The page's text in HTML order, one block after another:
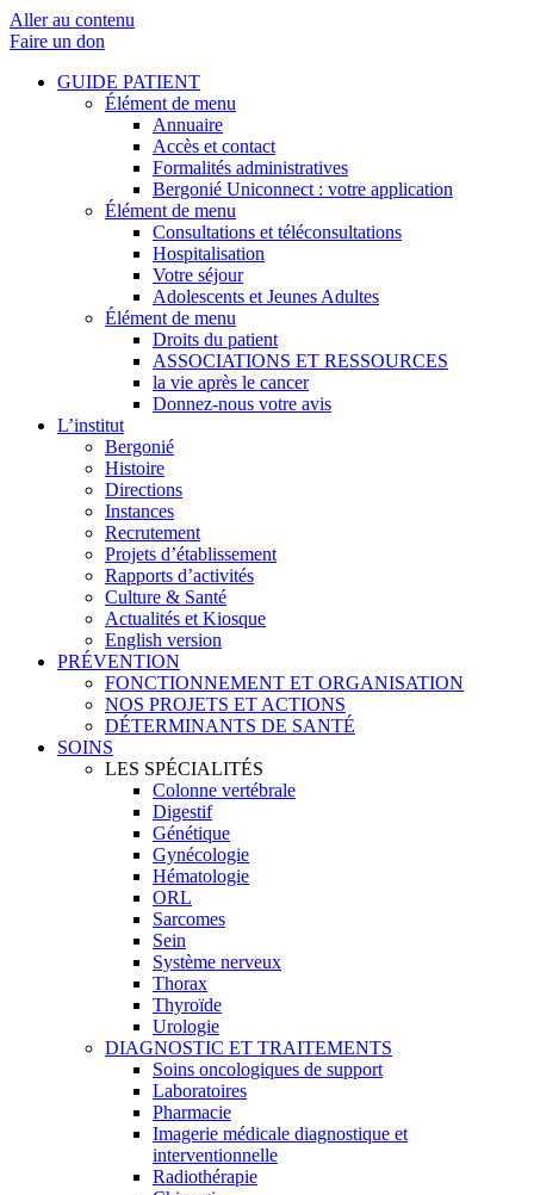
Aller au contenu
Faire un don
GUIDE PATIENT
Élément de menu
Annuaire
Accès et contact
Formalités administratives
Bergonié Uniconnect : votre application
Élément de menu
Consultations et téléconsultations
Hospitalisation
Votre séjour
Adolescents et Jeunes Adultes
Élément de menu
Droits du patient
ASSOCIATIONS ET RESSOURCES
la vie après le cancer
Donnez-nous votre avis
L’institut
Bergonié
Histoire
Directions
Instances
Recrutement
Projets d’établissement
Rapports d’activités
Culture & Santé
Actualités et Kiosque
English version
PRÉVENTION
FONCTIONNEMENT ET ORGANISATION
NOS PROJETS ET ACTIONS
DÉTERMINANTS DE SANTÉ
SOINS
LES SPÉCIALITÉS
Colonne vertébrale
Digestif
Génétique
Gynécologie
Hématologie
ORL
Sarcomes
Sein
Système nerveux
Thorax
Thyroïde
Urologie
DIAGNOSTIC ET TRAITEMENTS
Soins oncologiques de support
Laboratoires
Pharmacie
Imagerie médicale diagnostique et
interventionnelle
Radiothérapie